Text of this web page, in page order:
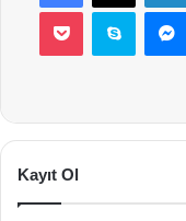
Pocket Skype
Kayıt Ol